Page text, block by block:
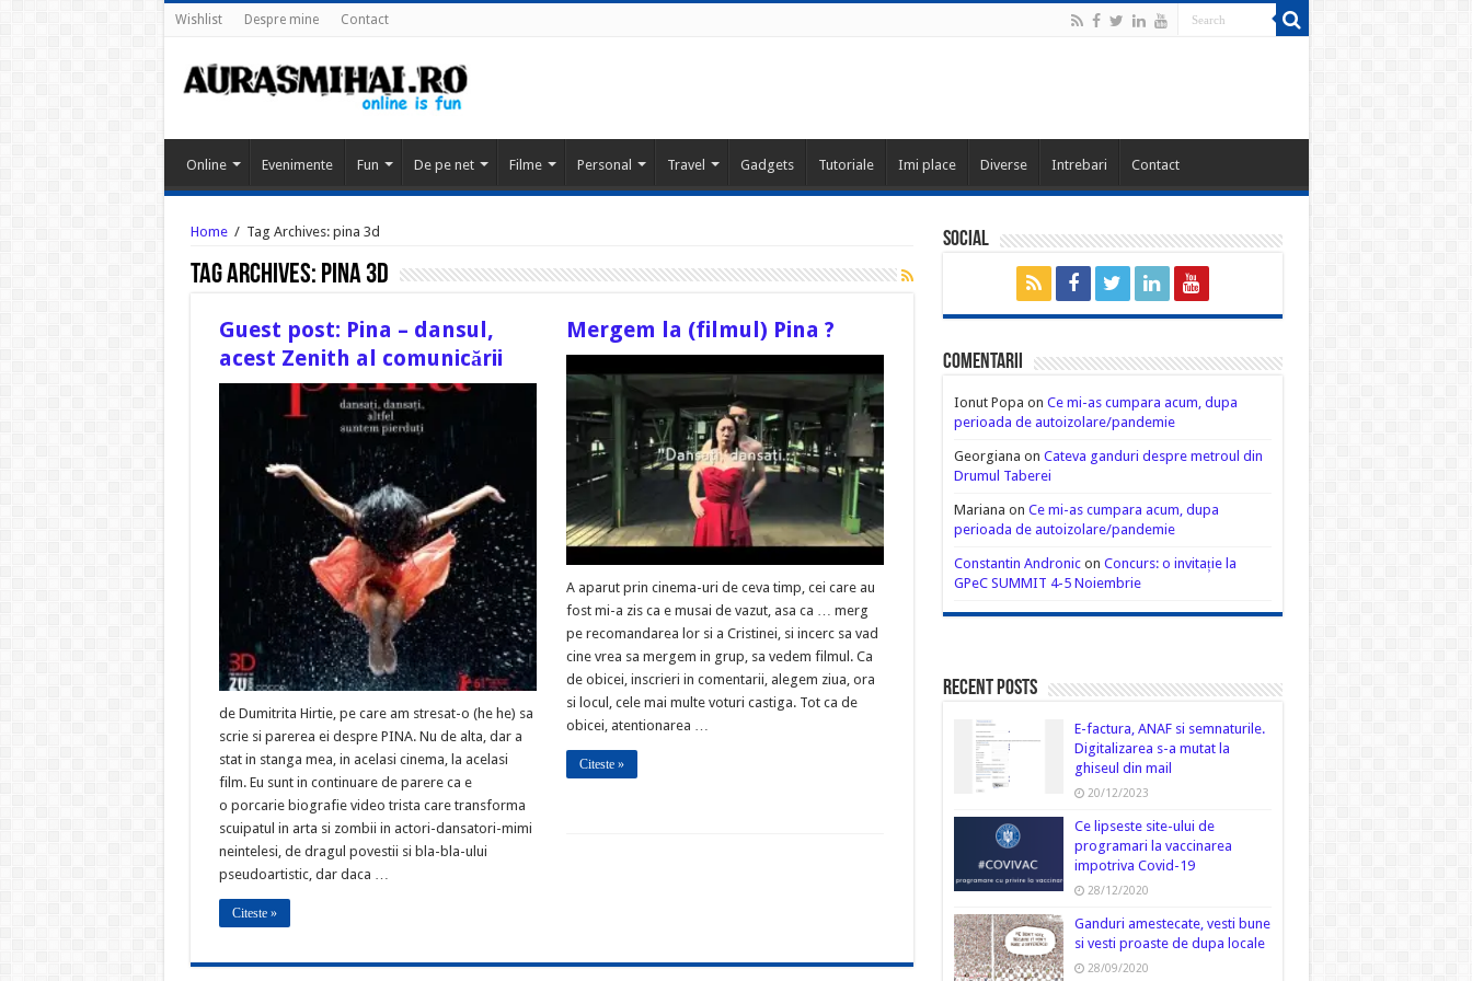
Wishlist Despre mine Contact
Online Evenimente Fun De pe net Filme Personal Travel Gadgets Tutoriale Imi place Diverse Intrebari Contact
Home / Tag Archives: pina 3d
Tag Archives: pina 3d
Guest post: Pina – dansul,
acest Zenith al comunicării
de Dumitrita Hirtie, pe care am stresat-o (he he) sa
scrie si parerea ei despre PINA. Nu de alta, dar a
stat in stanga mea, in acelasi cinema, la acelasi
film. Eu sunt in continuare de parere ca e
o porcarie biografie video trista care transforma
scuipatul in arta si zombii in actori-dansatori-mimi
neintelesi, de dragul povestii si bla-bla-ului
pseudoartistic, dar daca …
Citeste »
Mergem la (filmul) Pina ?
A aparut prin cinema-uri de ceva timp, cei care au
fost mi-a zis ca e musai de vazut, asa ca … merg
pe recomandarea lor si a Cristinei, si incerc sa vad
cine vrea sa mergem in grup, sa vedem filmul. Ca
de obicei, inscrieri in comentarii, alegem ziua, ora
si locul, cele mai multe voturi castiga. Tot ca de
obicei, atentionarea …
Citeste »
Social
Comentarii
Ionut Popa on Ce mi-as cumpara acum, dupa
perioada de autoizolare/pandemie
Georgiana on Cateva ganduri despre metroul din
Drumul Taberei
Mariana on Ce mi-as cumpara acum, dupa
perioada de autoizolare/pandemie
Constantin Andronicon Concurs: o invitație la
GPeC SUMMIT 4-5 Noiembrie
Recent Posts
E-factura, ANAF si semnaturile.
Digitalizarea s-a mutat la
ghiseul din mail
20/12/2023
Ce lipseste site-ului de
programari la vaccinarea
impotriva Covid-19
28/12/2020
Ganduri amestecate, vesti bune
si vesti proaste de dupa locale
28/09/2020